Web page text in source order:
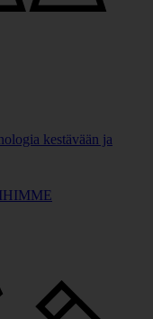
kestävään ja